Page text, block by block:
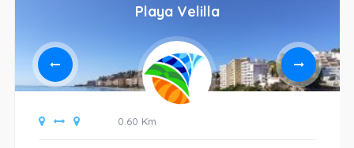
Playa Velilla
0.60 Km